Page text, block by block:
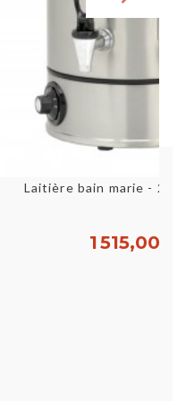
Aperçu rapide
Laitière bain marie - 20
1 515,00 €